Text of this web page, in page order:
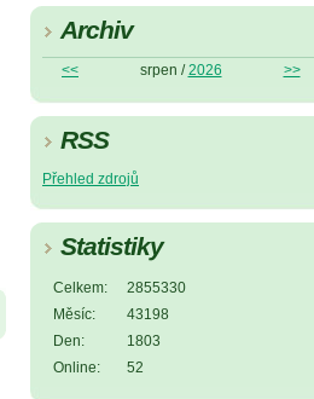
Archiv
<< srpen /2026 >>
RSS
Přehled zdrojů
Statistiky
Online: 52
Celkem:
2855330
Měsíc:
43198
Den:
1803